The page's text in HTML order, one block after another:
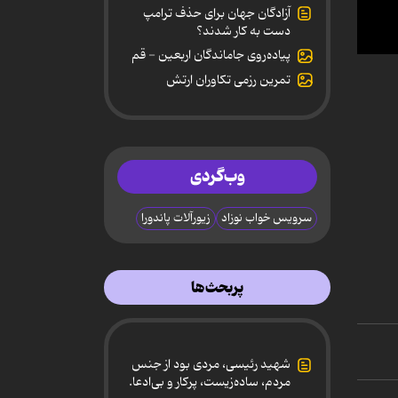
0
آزادگان جهان برای حذف ترامپ
دست به کار شدند؟
پیاده‌روی جاماندگان اربعین - قم
تمرین رزمی تکاوران ارتش
وب‌گردی
سرویس خواب نوزاد زیورآلات پاندورا
پربحث‌ها
شهید رئیسی، مردی بود از جنس
مردم، ساده‌زیست، پرکار و بی‌ادعا.